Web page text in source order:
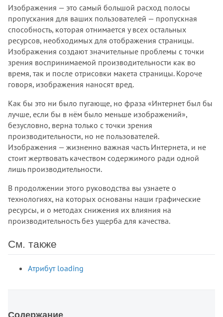
Изображения — это самый большой расход полосы
пропускания для ваших пользователей — пропускная
способность, которая отнимается у всех остальных
ресурсов, необходимых для отображения страницы.
Изображения создают значительные проблемы с точки
зрения воспринимаемой производительности как во
время, так и после отрисовки макета страницы. Короче
говоря, изображения наносят вред.
Как бы это ни было пугающе, но фраза «Интернет был бы
лучше, если бы в нём было меньше изображений»,
безусловно, верна только с точки зрения
производительности, но не пользователей.
Изображения — жизненно важная часть Интернета, и не
стоит жертвовать качеством содержимого ради одной
лишь производительности.
В продолжении этого руководства вы узнаете о
технологиях, на которых основаны наши графические
ресурсы, и о методах снижения их влияния на
производительность без ущерба для качества.
См. также
Атрибут loading